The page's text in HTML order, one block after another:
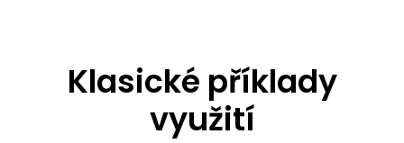
Klasické příklady
využití